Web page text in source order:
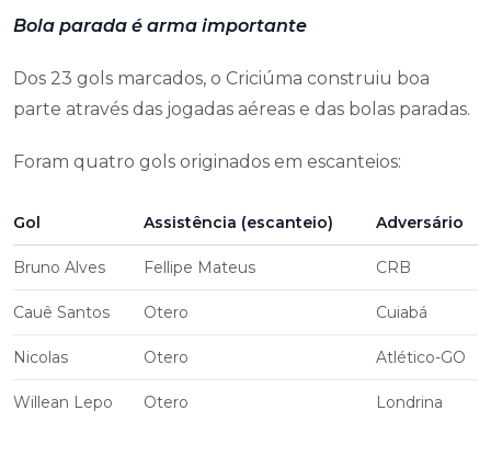
Bola parada é arma importante
Dos 23 gols marcados, o Criciúma construiu boa
parte através das jogadas aéreas e das bolas paradas.
Foram quatro gols originados em escanteios:
Gol Assistência (escanteio) Adversário
Bruno Alves Fellipe Mateus CRB
Cauê Santos Otero Cuiabá
Nicolas Otero Atlético-GO
Willean Lepo Otero Londrina